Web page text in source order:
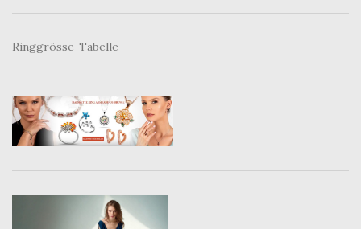
Ringgrösse-Tabelle